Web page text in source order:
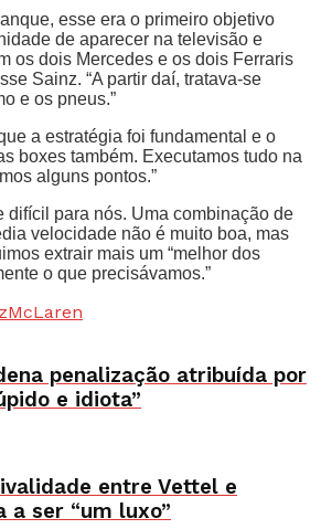
esse era o primeiro objetivo
de aparecer na televisão e
os dois Mercedes e os dois Ferraris
Sainz. “A partir daí, tratava-se
e os pneus.”
a estratégia foi fundamental e o
boxes também. Executamos tudo na
alguns pontos.”
difícil para nós. Uma combinação de
velocidade não é muito boa, mas
extrair mais um “melhor dos
o que precisávamos.”
McLaren
penalização atribuída por
e idiota”
entre Vettel e
a ser “um luxo”